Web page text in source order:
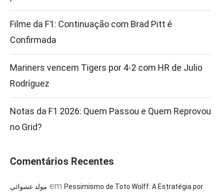
Filme da F1: Continuação com Brad Pitt é
Confirmada
Mariners vencem Tigers por 4-2 com HR de Julio
Rodríguez
Notas da F1 2026: Quem Passou e Quem Reprovou
no Grid?
Comentários Recentes
مولد عشوائي em Pessimismo de Toto Wolff: A Estratégia por